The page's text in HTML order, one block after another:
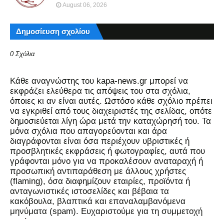
August 06, 2026
Δημοσίευση σχολίου
0 Σχόλια
Kάθε αναγνώστης του kapa-news.gr μπορεί να
εκφράζει ελεύθερα τις απόψεις του στα σχόλια,
όποιες κι αν είναι αυτές. Ωστόσο κάθε σχόλιο πρέπει
να εγκριθεί από τους διαχειριστές της σελίδας, οπότε
δημοσιεύεται λίγη ώρα μετά την καταχώρησή του. Τα
μόνα σχόλια που απαγορεύονται και άρα
διαγράφονται είναι όσα περιέχουν υβριστικές ή
προσβλητικές εκφράσεις ή φωτογραφίες, αυτά που
γράφονται μόνο για να προκαλέσουν αναταραχή ή
προσωπική αντιπαράθεση με άλλους χρήστες
(flaming), όσα διαφημίζουν εταιρίες, προϊόντα ή
ανταγωνιστικές ιστοσελίδες και βέβαια τα
κακόβουλα, βλαπτικά και επαναλαμβανόμενα
μηνύματα (spam). Ευχαριστούμε για τη συμμετοχή